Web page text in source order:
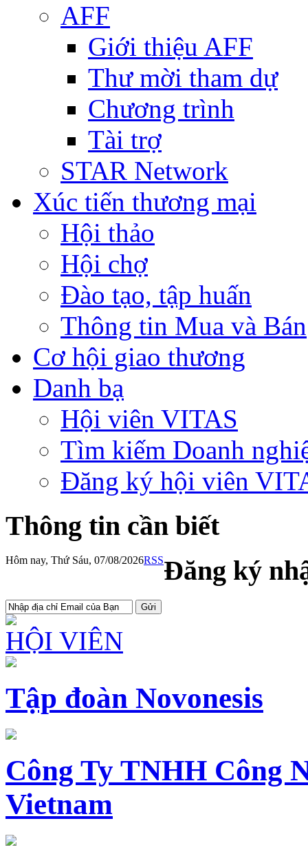
AFF
Giới thiệu AFF
Thư mời tham dự
Chương trình
Tài trợ
STAR Network
Xúc tiến thương mại
Hội thảo
Hội chợ
Đào tạo, tập huấn
Thông tin Mua và Bán
Cơ hội giao thương
Danh bạ
Hội viên VITAS
Tìm kiếm Doanh
Đăng ký hội viên
Thông tin cần biết
Hôm nay, Thứ Sáu, 07/08/2026RSSĐăng ký
HỘI VIÊN
Tập đoàn Novonesis
Công Ty TNHH Công
Vietnam